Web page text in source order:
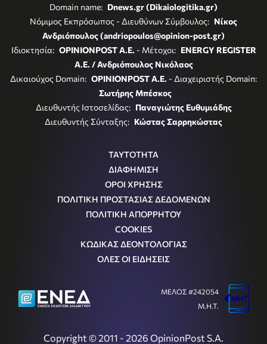
Domain name: Dnews.gr (Dikaiologitika.gr)
Νόμιμος Εκπρόσωπος - Διευθύνων Σύμβουλος: Νίκος
Ανδριόπουλος (andriopoulos@opinion-post.gr)
Ιδιοκτησία: OPINIONPOST A.E. - Μέτοχοι: ENERGY REGISTER
Α.Ε. / Ανδριόπουλος Νικόλαος
Δικαιούχος Domain: OPINIONPOST A.E. - Διαχειριστής Domain:
Σωτήρης Μπέσκος
Διευθυντής Ιστοσελίδας: Παναγιώτης Ευθυμιάδης
Διευθυντής Σύνταξης: Κώστας Σαρρηκώστας
ΤΑΥΤΟΤΗΤΑ
ΔΙΑΦΗΜΙΣΗ
ΟΡΟΙ ΧΡΗΣΗΣ
ΠΟΛΙΤΙΚΗ ΠΡΟΣΤΑΣΙΑΣ ΔΕΔΟΜΕΝΩΝ
ΠΟΛΙΤΙΚΗ ΑΠΟΡΡΗΤΟΥ
COOKIES
ΚΩΔΙΚΑΣ ΔΕΟΝΤΟΛΟΓΙΑΣ
ΟΛΕΣ ΟΙ ΕΙΔΗΣΕΙΣ
Copyright © 2011 - 2026 OpinionPost S.A.
ΜΕΛΟΣ #242054
Μ.Η.Τ.